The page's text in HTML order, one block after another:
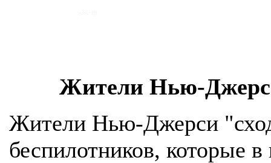
Жители Нью-
Жители Нью-Джерси
беспилотников, которые